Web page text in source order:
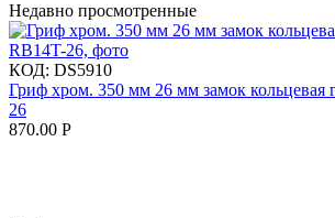
Недавно просмотренные
КОД: DS5910
Гриф хром. 350 мм 26 мм замок кольцевая
26
870.00 Р